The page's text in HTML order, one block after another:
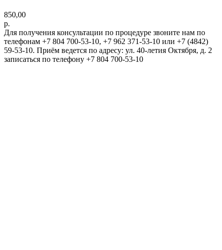
850,00
р.
Для получения консультации по процедуре звоните нам по
телефонам +7 804 700-53-10, +7 962 371-53-10 или +7 (4842)
59-53-10. Приём ведется по адресу: ул. 40-летия Октября, д. 2
записаться по телефону +7 804 700-53-10